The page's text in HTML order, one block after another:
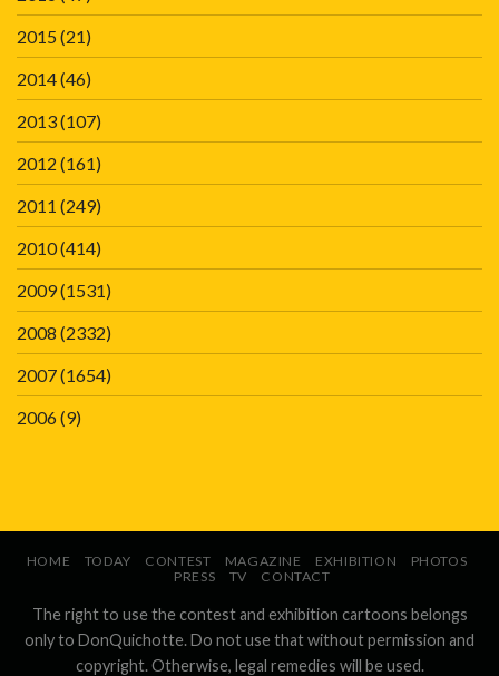
2015(21)
2014(46)
2013(107)
2012 (161)
2011 (249)
2010(414)
2009(1531)
2008 (2332)
2007(1654)
2006(9)
HOME TODAY CONTEST MAGAZINE EXHIBITION
PHOTOS
PRESS
TV CONTACT
The right to use the contest and exhibition cartoons belongs
only to DonQuichotte. Do not use that without permission and
copyright. Otherwise, legal remedies will be used.